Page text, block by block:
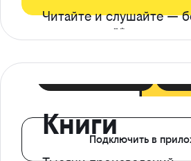
Читайте и слушайте —
ограничений*
КнигиПодключить в